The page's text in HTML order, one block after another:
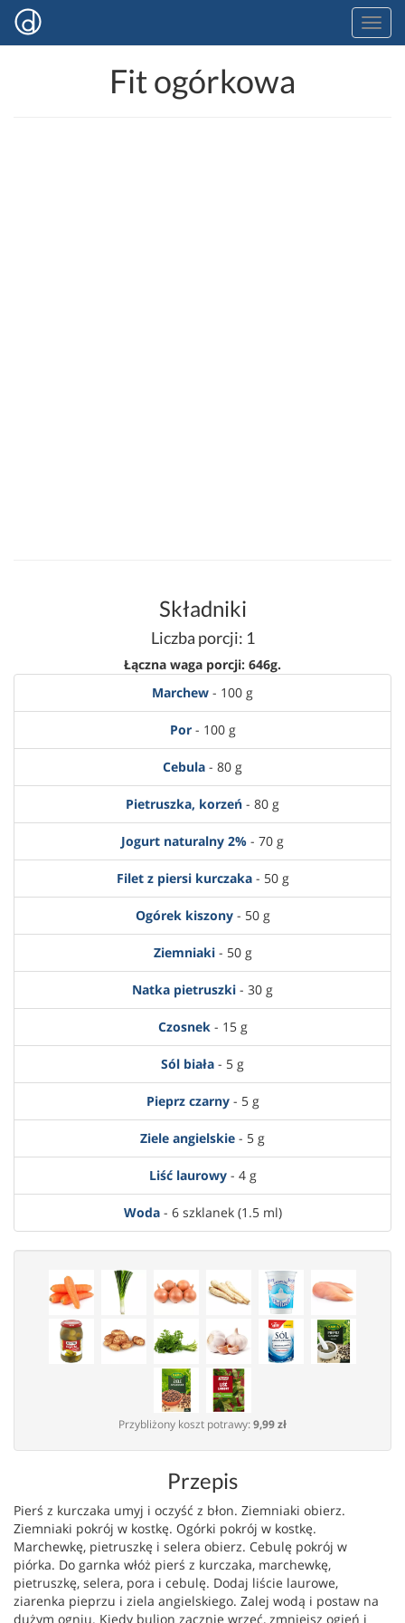
Fit ogórkowa
Składniki
Liczba porcji: 1
Łączna waga porcji: 646g.
Marchew - 100 g
Por- 100 g
Cebula - 80 g
Pietruszka, korzeń - 80 g
Jogurt naturalny 2% - 70 g
Filet z piersi kurczaka- 50 g
Ogórek kiszony- 50 g
Ziemniaki- 50 g
Natka pietruszki - 30 g
Czosnek- 15 g
Sól biała - 5 g
Pieprz czarny- 5 g
Ziele angielskie - 5 g
Liść laurowy- 4 g
Woda- 6 szklanek (1.5 ml)
Przybliżony koszt potrawy:9,99 zł
Przepis
Pierś z kurczaka umyj i oczyść z błon. Ziemniaki obierz.
Ziemniaki pokrój w kostkę. Ogórki pokrój w kostkę.
Marchewkę, pietruszkę i selera obierz. Cebulę pokrój w
piórka. Do garnka włóż pierś z kurczaka, marchewkę,
pietruszkę, selera, pora i cebulę. Dodaj liście laurowe,
ziarenka pieprzu i ziela angielskiego. Zalej wodą i postaw na
dużym ogniu. Kiedy bulion zacznie wrzeć, zmniejsz ogień i